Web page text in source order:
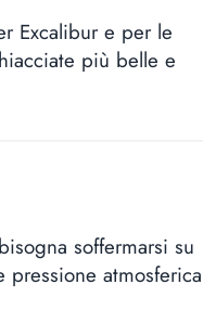
Excalibur e per le
più belle e
soffermarsi su
pressione atmosferica